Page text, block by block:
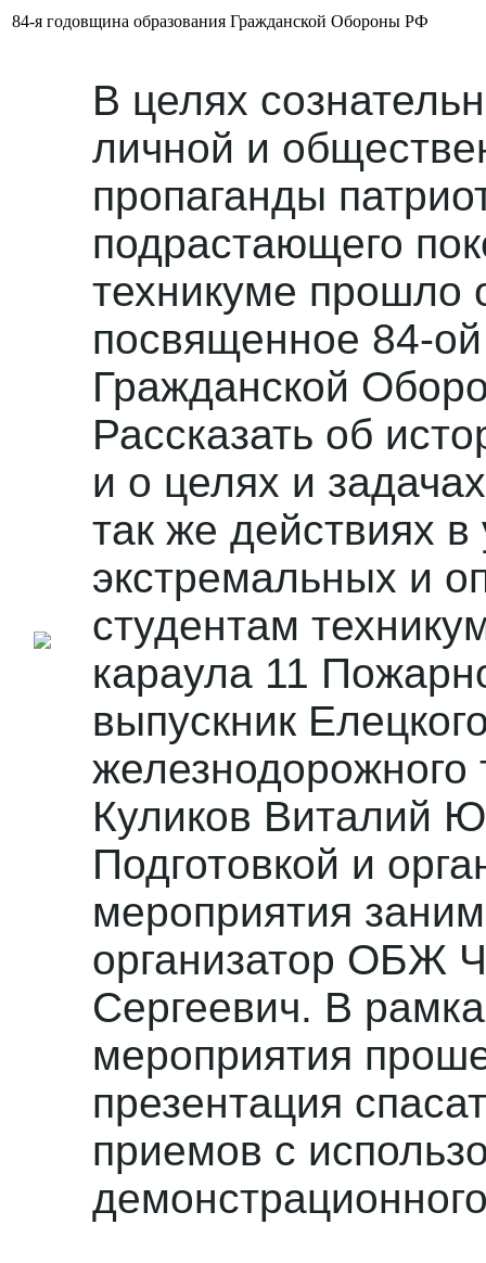
84-я годовщина образования Гражданской Обороны РФ
В целях
личной и
пропаганды
подрастающего
техникуме прошло
посвященное 84-
Гражданской
Рассказать об
и о целях и
так же действиях
экстремальных и
студентам
караула 11
выпускник
железнодорожного
Куликов Виталий
Подготовкой и
мероприятия
организатор ОБЖ
Сергеевич. В
мероприятия
презентация
приемов с